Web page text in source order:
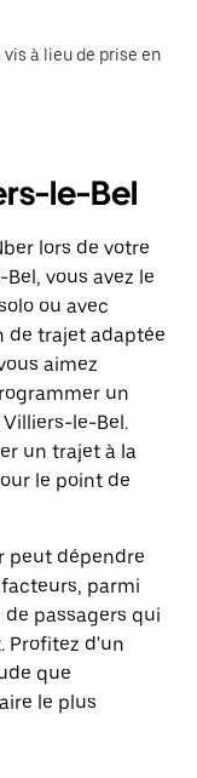
à lieu de prise en
le-Bel
lors de votre
vous avez le
ou avec
de trajet adaptée
aimez
un
le-Bel.
un trajet à la
le point de
peut dépendre
parmi
passagers qui
Profitez d'un
que
le plus